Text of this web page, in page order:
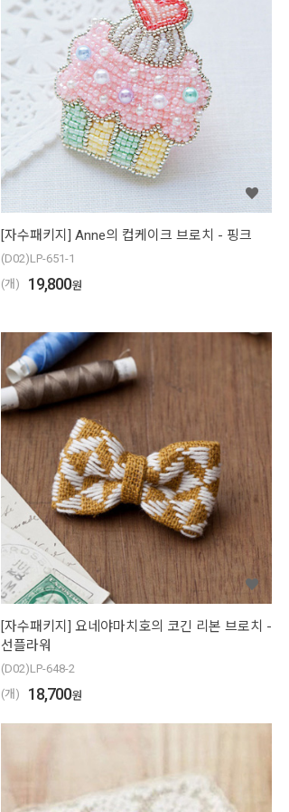
[자수패키지] Anne의 컵케이크 브로치 - 핑크
(D02)LP-651-1
(개)
19,800원
[자수패키지] 요네야마치호의 코긴 리본 브로치 -
선플라워
(D02)LP-648-2
(개)
18,700원